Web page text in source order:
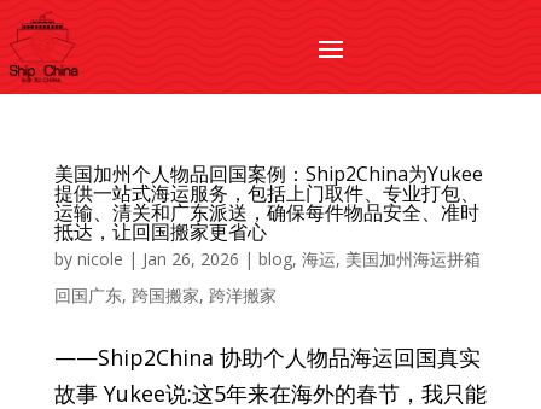
美国加州个人物品回国案例：Ship2China为Yukee
提供一站式海运服务，包括上门取件、专业打包、
运输、清关和广东派送，确保每件物品安全、准时
抵达，让回国搬家更省心
by nicole | Jan 26, 2026 | blog, 海运, 美国加州海运拼箱
回国广东, 跨国搬家, 跨洋搬家
——Ship2China 协助个人物品海运回国真实
故事 Yukee说:这5年来在海外的春节，我只能